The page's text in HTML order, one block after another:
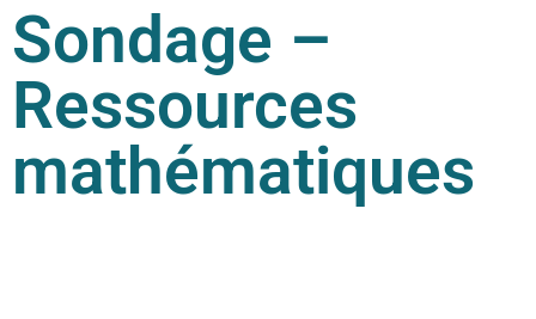
Sondage –
Ressources
mathématiques